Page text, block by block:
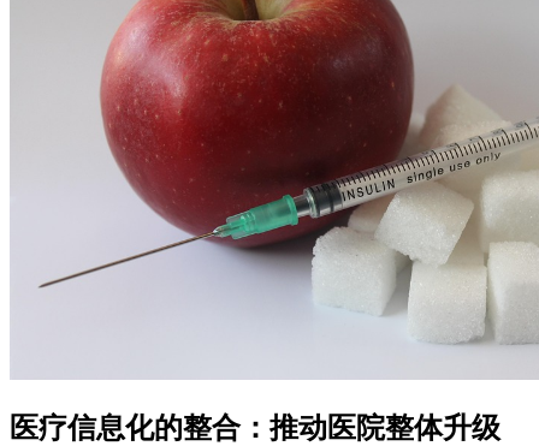
医疗信息化的整合：推动医院整体升级